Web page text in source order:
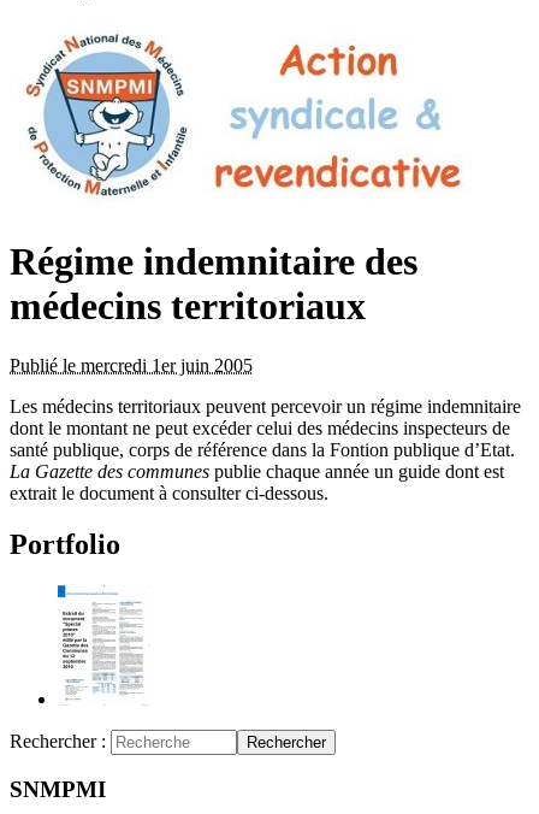
Régime indemnitaire des
médecins territoriaux
Publié le mercredi 1er juin 2005
Les médecins territoriaux peuvent percevoir un régime indemnitaire
dont le montant ne peut excéder celui des médecins inspecteurs de
santé publique, corps de référence dans la Fontion publique d’Etat.
La Gazette des communes publie chaque année un guide dont est
extrait le document à consulter ci-dessous.
Portfolio
Rechercher : Rechercher
SNMPMI